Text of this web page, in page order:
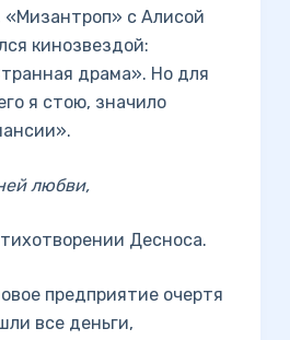
«Мизантроп» с Алисой
кинозвездой:
драма». Но для
я стою, значило
любви,
Десноса.
предприятие очертя
все деньги,